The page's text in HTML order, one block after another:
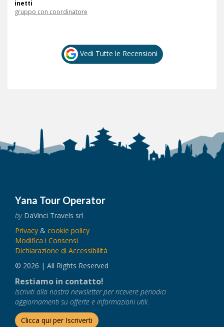
Yana Tour Operator
DaVinci Travels srl
© 2026 | All Rights Reserved
Iscriviti alla nostra newsletter per ricevere periodici
aggiornamenti su offerte e informazioni utili.
Clicca qui per Iscriverti
Yana Viaggi
Home
Condizioni di Viaggio